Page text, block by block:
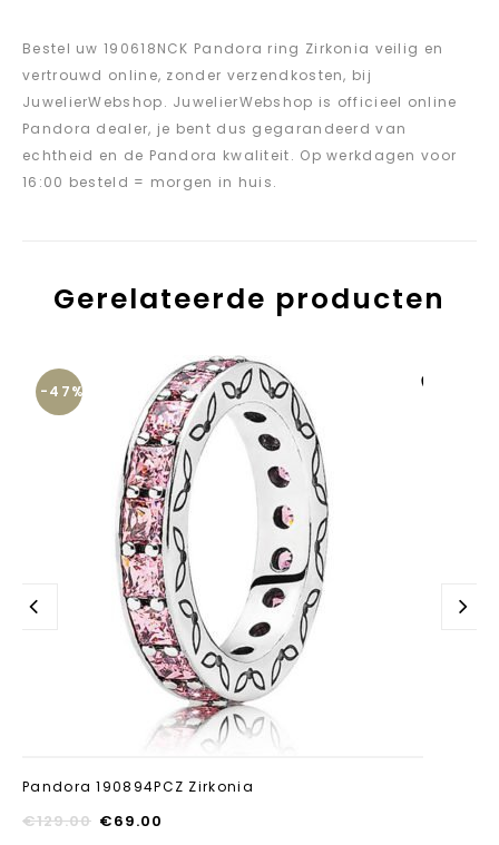
Bestel uw 190618NCK Pandora ring Zirkonia veilig en
vertrouwd online, zonder verzendkosten, bij
JuwelierWebshop. JuwelierWebshop is officieel online
Pandora dealer, je bent dus gegarandeerd van
echtheid en de Pandora kwaliteit. Op werkdagen voor
16:00 besteld = morgen in huis.
Gerelateerde producten
-47%
Pandora 190894PCZ Zirkonia
€129.00 €69.00